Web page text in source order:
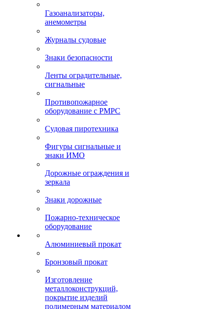
Газоанализаторы,
анемометры
Журналы судовые
Знаки безопасности
Ленты оградительные,
сигнальные
Противопожарное
оборудование с РМРС
Судовая пиротехника
Фигуры сигнальные и
знаки ИМО
Дорожные ограждения и
зеркала
Знаки дорожные
Пожарно-техническое
оборудование
Алюминиевый прокат
Бронзовый прокат
Изготовление
металлоконструкций,
покрытие изделий
полимерным материалом